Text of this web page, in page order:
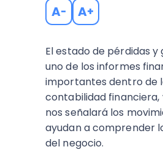
A- A+
El estado de pérdidas y
uno de los informes
importantes dentro de
contabilidad financiera,
nos señalará los
ayudan a comprender
del negocio.